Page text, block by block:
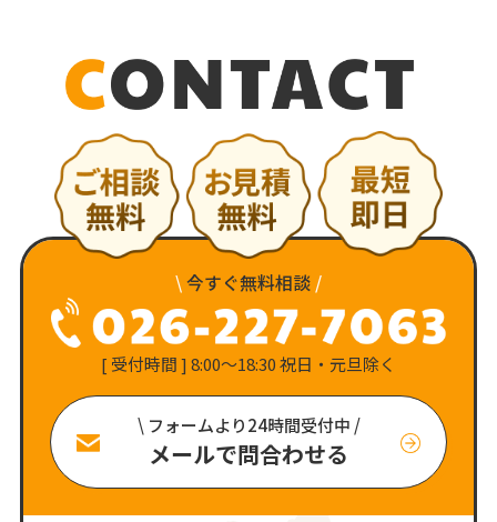
\ 今すぐ無料相談 /
[ 受付時間 ] 8:00〜18:30 祝日・元旦除く
\ フォームより24時間受付中 /
メールで問合わせる